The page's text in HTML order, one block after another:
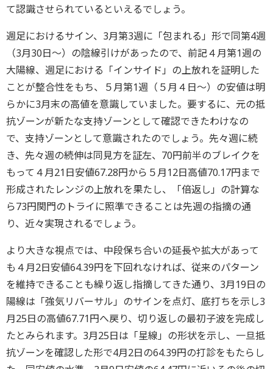
て認識させられているといえるでしょう。
週足におけるサイン、3月第3週に「包まれる」形で同第4週
（3月30日～）の陰線引けがあったので、前記４月第1週の
大陽線、週足における「インサイド」の上放れを証明した
ことが整合性をもち、５月第1週（５月４日～）の安値は明
らかに3月末の高値を意識していました。要するに、元の抵
抗ゾーンが新たな支持ゾーンとして確認できたわけなの
で、支持ゾーンとして意識されたのでしょう。先々週に続
き、先々週の続伸は同見方を証左、70円前半のブレイクを
もって４月21日安値67.28円から５月12日高値70.17円まで
形成されたレンジの上放れを果たし、「倍返し」の計算な
ら73円関門のトライに照準できることは先週の指摘の通
り、近々実現されるでしょう。
より大きな視点では、中段保ち合いの延長や拡大があって
も４月2日安値64.39円を下回れなければ、従来のパターン
を維持できることも繰り返し指摘してきた通り、3月19日の
陽線は「強気リバーサル」のサインを点灯、底打ちを示し3
月25日の高値67.71円へ戻り、切り返しの最初子波を完成し
たとみられます。3月25日は「星線」の形状を示し、一旦抵
抗ゾーンを確認した形で4月2日の64.39円の打診をもたらし